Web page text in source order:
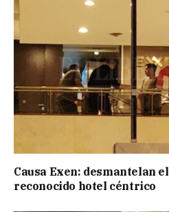
Causa Exen: desmantelan
reconocido hotel céntrico